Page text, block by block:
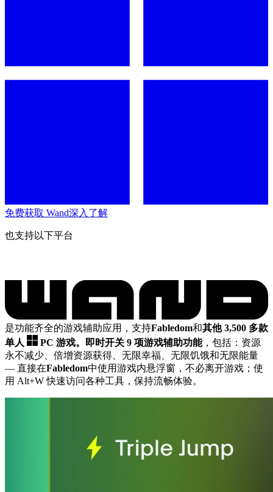
免费获取 Wand深入了解
也支持以下平台
是功能齐全的游戏辅助应用，支持Fabledom和其他 3,500 多款
单人
PC 游戏。 即时开关 9 项游戏辅助功能，包括：资源
永不减少、倍增资源获得、无限幸福、无限饥饿和无限能量
— 直接在Fabledom中使用游戏内悬浮窗，不必离开游戏；使
用 Alt+W 快速访问各种工具，保持流畅体验。